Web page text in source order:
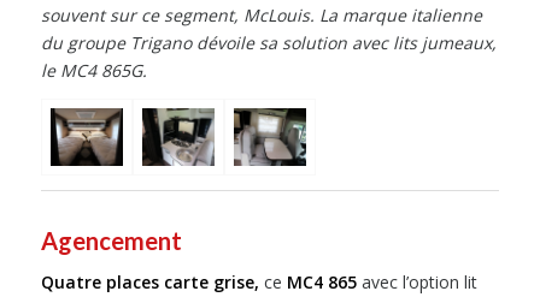
souvent sur ce segment, McLouis. La marque italienne
du groupe Trigano dévoile sa solution avec lits jumeaux,
le MC4 865G.
Agencement
Quatre places carte grise, ce MC4 865avec l’option lit